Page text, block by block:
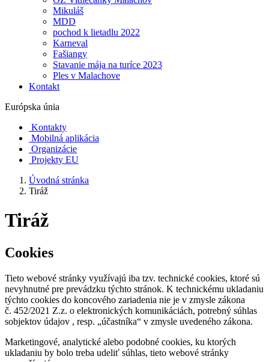
Mikuláš
MDD
pochod k lietadlu 2022
Karneval
Fašiangy
Stavanie mája na turíce 2023
Ples v Malachove
Kontakt
Európska únia
Kontakty
Mobilná aplikácia
Organizácie
Projekty EU
Úvodná stránka
Tiráž
Tiráž
Cookies
Tieto webové stránky využívajú iba tzv. technické cookies, ktoré sú
nevyhnutné pre prevádzku týchto stránok. K technickému ukladaniu
týchto cookies do koncového zariadenia nie je v zmysle zákona
č. 452/2021 Z.z. o elektronických komunikáciách, potrebný súhlas
sobjektov údajov , resp. „účastníka“ v zmysle uvedeného zákona.
Marketingové, analytické alebo podobné cookies, ku ktorých
ukladaniu by bolo treba udeliť súhlas, tieto webové stránky